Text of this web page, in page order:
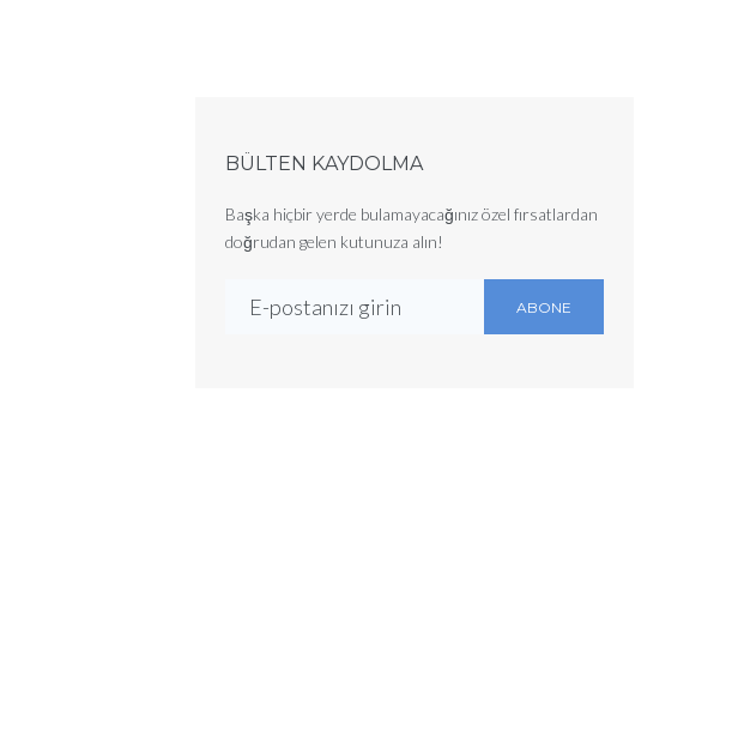
BÜLTEN KAYDOLMA
Başka hiçbir yerde bulamayacağınız özel fırsatlardan
doğrudan gelen kutunuza alın!
ABONE